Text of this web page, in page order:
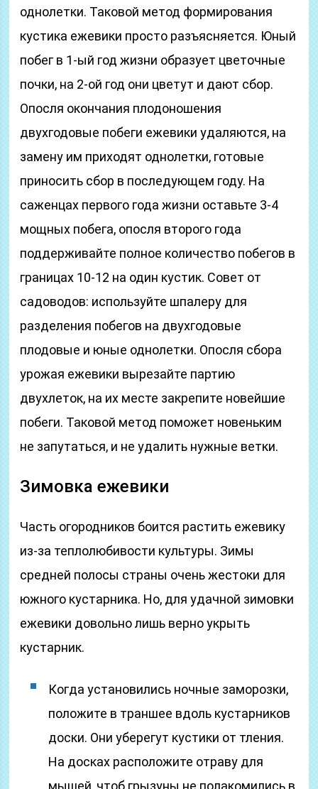
однолетки. Таковой метод формирования
кустика ежевики просто разъясняется. Юный
побег в 1-ый год жизни образует цветочные
почки, на 2-ой год они цветут и дают сбор.
Опосля окончания плодоношения
двухгодовые побеги ежевики удаляются, на
замену им приходят однолетки, готовые
приносить сбор в последующем году. На
саженцах первого года жизни оставьте 3-4
мощных побега, опосля второго года
поддерживайте полное количество побегов в
границах 10-12 на один кустик. Совет от
садоводов: используйте шпалеру для
разделения побегов на двухгодовые
плодовые и юные однолетки. Опосля сбора
урожая ежевики вырезайте партию
двухлеток, на их месте закрепите новейшие
побеги. Таковой метод поможет новеньким
не запутаться, и не удалить нужные ветки.
Зимовка ежевики
Часть огородников боится растить ежевику
из-за теплолюбивости культуры. Зимы
средней полосы страны очень жестоки для
южного кустарника. Но, для удачной зимовки
ежевики довольно лишь верно укрыть
кустарник.
Когда установились ночные заморозки,
положите в траншее вдоль кустарников
доски. Они уберегут кустики от тления.
На досках расположите отраву для
мышей, чтоб грызуны не полакомились в